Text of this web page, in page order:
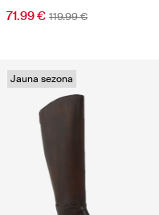
71.99 € 119.99 €
Jauna sezona